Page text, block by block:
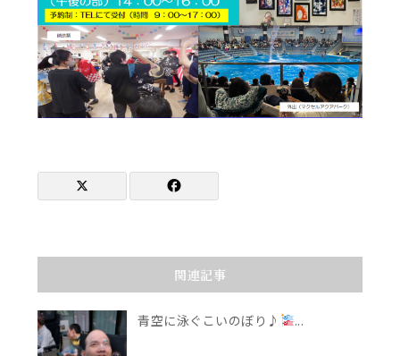
関連記事
青空に泳ぐこいのぼり♪ ...